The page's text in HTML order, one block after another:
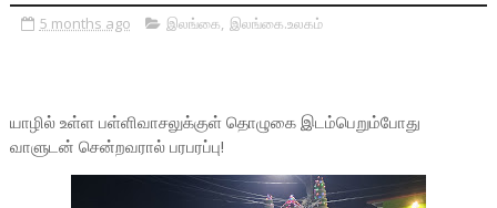
5 months ago இலங்கை, இலங்கை.உலகம்
யாழில் உள்ள பள்ளிவாசலுக்குள் தொழுகை இடம்பெறும்போது
வாளுடன் சென்றவரால் பரபரப்பு!